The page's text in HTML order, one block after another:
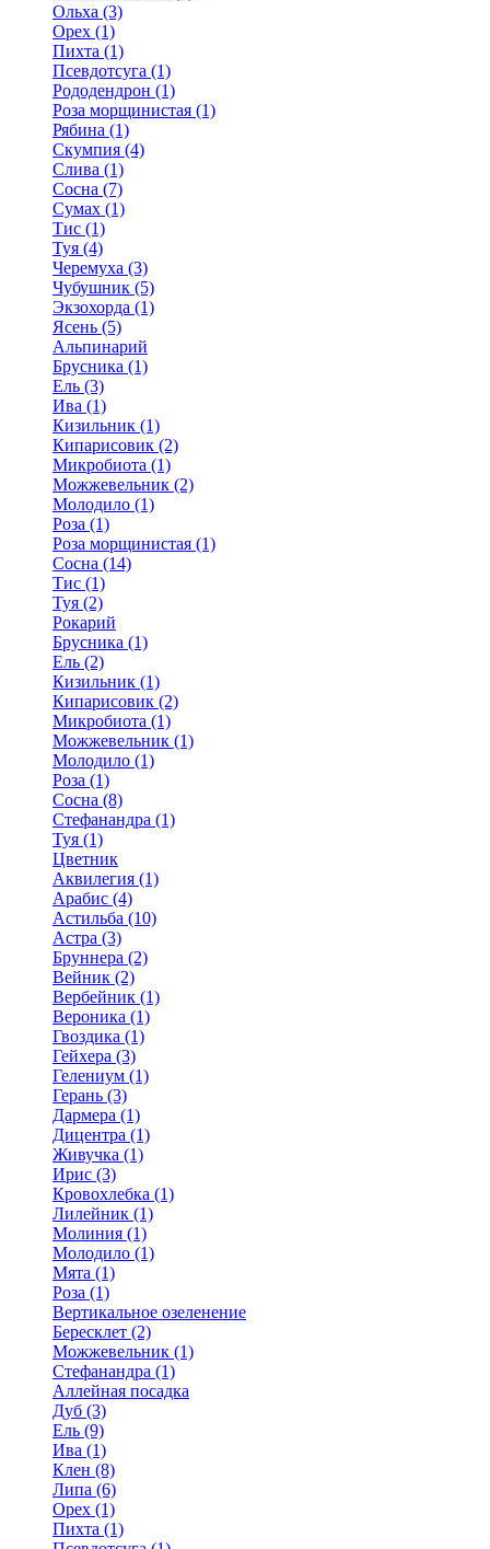
Ольха (3)
Орех (1)
Пихта (1)
Псевдотсуга (1)
Рододендрон (1)
Роза морщинистая (1)
Рябина (1)
Скумпия (4)
Слива (1)
Сосна (7)
Сумах (1)
Тис (1)
Туя (4)
Черемуха (3)
Чубушник (5)
Экзохорда (1)
Ясень (5)
Альпинарий
Брусника (1)
Ель (3)
Ива (1)
Кизильник (1)
Кипарисовик (2)
Микробиота (1)
Можжевельник (2)
Молодило (1)
Роза (1)
Роза морщинистая (1)
Сосна (14)
Тис (1)
Туя (2)
Рокарий
Брусника (1)
Ель (2)
Кизильник (1)
Кипарисовик (2)
Микробиота (1)
Можжевельник (1)
Молодило (1)
Роза (1)
Сосна (8)
Стефанандра (1)
Туя (1)
Цветник
Аквилегия (1)
Арабис (4)
Астильба (10)
Астра (3)
Бруннера (2)
Вейник (2)
Вербейник (1)
Вероника (1)
Гвоздика (1)
Гейхера (3)
Гелениум (1)
Герань (3)
Дармера (1)
Дицентра (1)
Живучка (1)
Ирис (3)
Кровохлебка (1)
Лилейник (1)
Молиния (1)
Молодило (1)
Мята (1)
Роза (1)
Вертикальное озеленение
Бересклет (2)
Можжевельник (1)
Стефанандра (1)
Аллейная посадка
Дуб (3)
Ель (9)
Ива (1)
Клен (8)
Липа (6)
Орех (1)
Пихта (1)